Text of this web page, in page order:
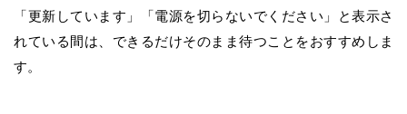
「更新しています」「電源を切らないでください」と表示さ
れている間は、できるだけそのまま待つことをおすすめしま
す。